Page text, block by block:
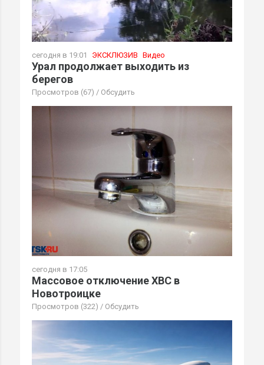
сегодня в 19:01 ЭКСКЛЮЗИВ Видео
Урал продолжает выходить из
берегов
Просмотров (67) / Обсудить
сегодня в 17:05
Массовое отключение ХВС в
Новотроицке
Просмотров (322) / Обсудить